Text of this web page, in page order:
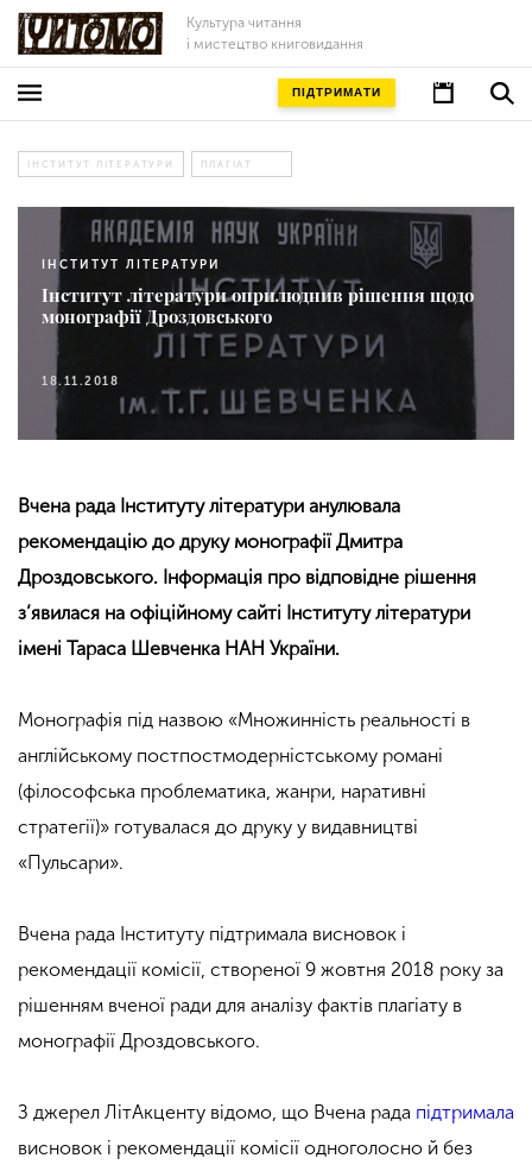
Культура читання
і мистецтво книговидання
ПІДТРИМАТИ
ІНСТИТУТ ЛІТЕРАТУРИ ПЛАГІАТ
ІНСТИТУТ ЛІТЕРАТУРИ
Інститут літератури оприлюднив рішення щодо
монографії Дроздовського
18.11.2018
Вчена рада Інституту літератури анулювала
рекомендацію до друку монографії Дмитра
Дроздовського. Інформація про відповідне рішення
з’явилася на офіційному сайті Інституту літератури
імені Тараса Шевченка НАН України.
Монографія під назвою «Множинність реальності в
англійському постпостмодерністському романі
(філософська проблематика, жанри, наративні
стратегії)» готувалася до друку у видавництві
«Пульсари».
Вчена рада Інституту підтримала висновок і
рекомендації комісії, створеної 9 жовтня 2018 року за
рішенням вченої ради для аналізу фактів плагіату в
монографії Дроздовського.
З джерел ЛітАкценту відомо, що Вчена рада підтримала
висновок і рекомендації комісії одноголосно й без